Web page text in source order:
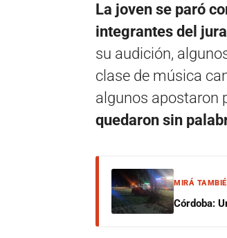
La joven se paró
integrantes del
su audición,
clase de música
algunos apostaron
quedaron sin
MIRÁ
Córdoba: